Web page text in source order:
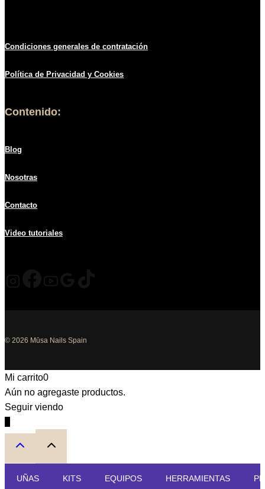
Condiciones generales de contratación
Política de Privacidad y Cookies
Contenido:
Blog
Nosotras
Contacto
Video tutoriales
© 2026 Mūsa Nails Spain
Mi carrito0
Aún no agregaste productos.
Seguir viendo
UÑAS KITS EQUIPOS HERRAMIENTAS